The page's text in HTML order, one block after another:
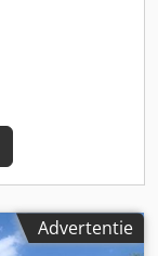
Advertentie